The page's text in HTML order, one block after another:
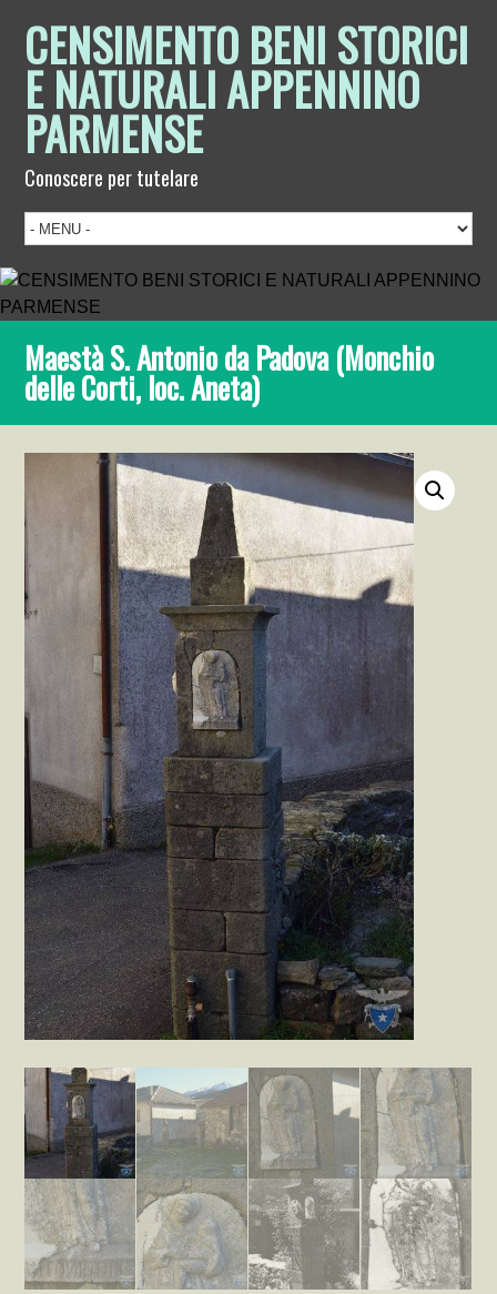
CENSIMENTO BENI STORICI
E NATURALI APPENNINO
PARMENSE
Conoscere per tutelare
Maestà S. Antonio da Padova (Monchio
delle Corti, loc. Aneta)